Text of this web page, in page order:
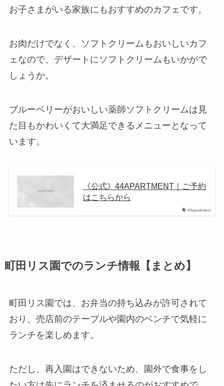
お子さまがいる家族にもおすすめのカフェです。
お肉だけでなく、ソフトクリームもおいしいカフ
ェなので、デザートにソフトクリームもいかがで
しょうか。
ブルーベリーがおいしい薬師ソフトクリームは見
た目もかわいくて大満足できるメニューとなって
います。
44apartment
《公式》44APARTMENT｜ご予約
はこちらから
町田リス園でのランチ情報【まとめ】
町田リス園では、お弁当の持ち込みが許可されて
おり、売店前のテーブルや園内のベンチで気軽に
ランチを楽しめます。
ただし、再入園はできないため、園外で食事をし